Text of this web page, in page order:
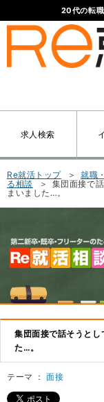
20代の転
求人検索
Re就活トップ 就職
る相談
集団面接で
まいました…。
集団面接で話そうと
た…。
テーマ ：面接